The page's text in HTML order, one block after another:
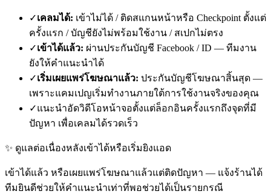
✓เคลมได้: เข้าไม่ได้ / ติดสแกนหน้าหรือ Checkpoint ตั้งแต่
ครั้งแรก / บัญชียังไม่พร้อมใช้งาน / สเปกไม่ตรง
✓เข้าได้แล้ว: ผ่านประกันบัญชี Facebook / ID — ทีมงาน
ยังให้คำแนะนำได้
✓เริ่มเผยแพร่โฆษณาแล้ว: ประกันบัญชีโฆษณาสิ้นสุด —
เพราะแคมเปญเริ่มทำงานภายใต้การใช้งานจริงของคุณ
✓แนะนำอัดวิดีโอหน้าจอตั้งแต่ล็อกอินครั้งแรกถึงจุดที่มี
ปัญหา เพื่อเคลมได้รวดเร็ว
✨ ดูแลต่อเนื่องหลังเข้าได้หรือเริ่มยิงแอด
เข้าได้แล้ว หรือเผยแพร่โฆษณาแล้วแต่ติดปัญหา — แจ้งร้านได้
ทีมยินดีช่วยให้คำแนะนำเท่าที่พอช่วยได้เป็นรายกรณี